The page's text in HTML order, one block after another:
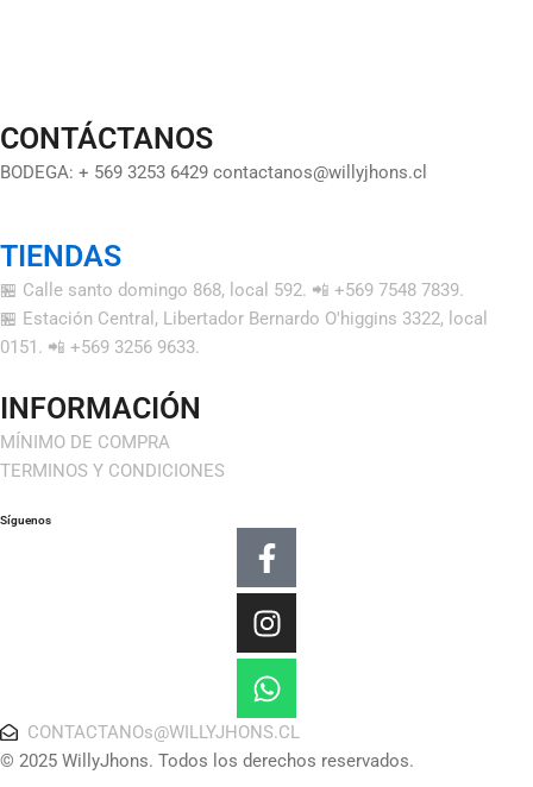
CONTÁCTANOS
BODEGA: + 569 3253 6429 contactanos@willyjhons.cl
TIENDAS
🏪 Calle santo domingo 868, local 592. 📲 +569 7548 7839.
🏪 Estación Central, Libertador Bernardo O'higgins 3322, local
0151. 📲 +569 3256 9633.
INFORMACIÓN
MÍNIMO DE COMPRA
TERMINOS Y CONDICIONES
Síguenos
Facebook-
f
Instagram
Whatsapp
CONTACTANOs@WILLYJHONS.CL
© 2025 WillyJhons. Todos los derechos reservados.